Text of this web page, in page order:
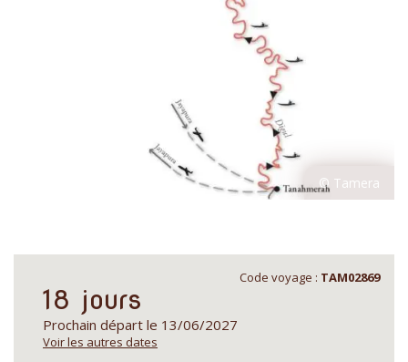
Code voyage : TAM02869
18 jours
Prochain départ le 13/06/2027
Voir les autres dates